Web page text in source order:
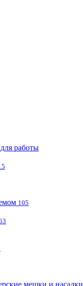
работы
105
мешки и насадки